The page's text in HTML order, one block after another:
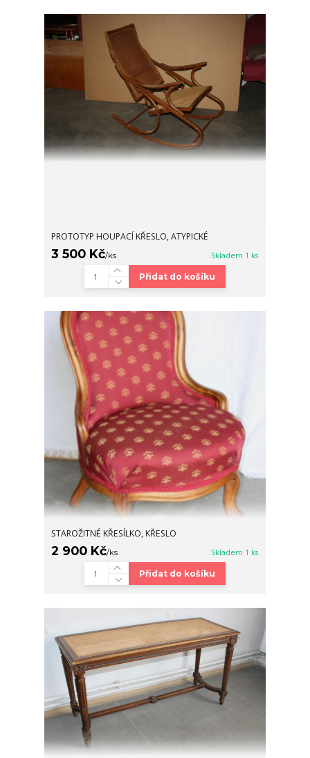
PROTOTYP HOUPACÍ KŘESLO, ATYPICKÉ
3 500 Kč/ks Skladem 1 ks
Přidat do košíku
STAROŽITNÉ KŘESÍLKO, KŘESLO
2 900 Kč/ks Skladem 1 ks
Přidat do košíku